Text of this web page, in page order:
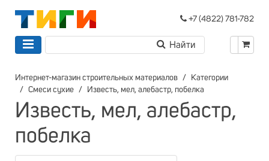
+7 (4822) 781-782
Интернет-магазин строительных материалов
Категории
Смеси сухие
Известь, мел, алебастр, побелка
Известь, мел, алебастр,
побелка